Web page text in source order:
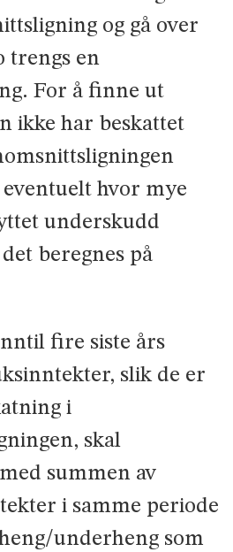
og gå over
trengs en
For å finne ut
ikke har beskattet
hvor mye
underskudd
beregnes på
fire siste års
slik de er
i
skal
summen av
i samme periode
underheng som